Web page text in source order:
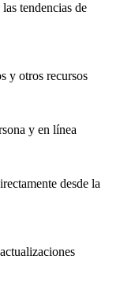
tendencias de
y otros recursos
y en línea
desde la